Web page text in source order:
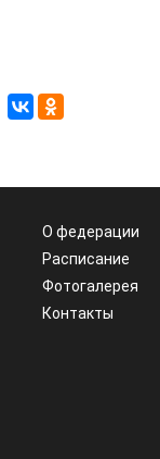
О федерации
Расписание
Фотогалерея
Контакты